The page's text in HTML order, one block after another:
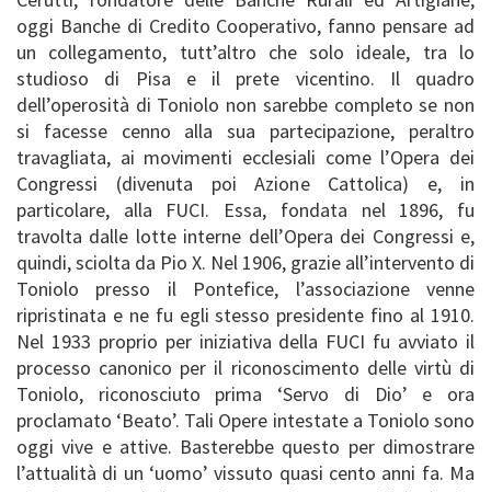
oggi Banche di Credito Cooperativo, fanno pensare ad
un collegamento, tutt’altro che solo ideale, tra lo
studioso di Pisa e il prete vicentino. Il quadro
dell’operosità di Toniolo non sarebbe completo se non
si facesse cenno alla sua partecipazione, peraltro
travagliata, ai movimenti ecclesiali come l’Opera dei
Congressi (divenuta poi Azione Cattolica) e, in
particolare, alla FUCI. Essa, fondata nel 1896, fu
travolta dalle lotte interne dell’Opera dei Congressi e,
quindi, sciolta da Pio X. Nel 1906, grazie all’intervento di
Toniolo presso il Pontefice, l’associazione venne
ripristinata e ne fu egli stesso presidente fino al 1910.
Nel 1933 proprio per iniziativa della FUCI fu avviato il
processo canonico per il riconoscimento delle virtù di
Toniolo, riconosciuto prima ‘Servo di Dio’ e ora
proclamato ‘Beato’. Tali Opere intestate a Toniolo sono
oggi vive e attive. Basterebbe questo per dimostrare
l’attualità di un ‘uomo’ vissuto quasi cento anni fa. Ma